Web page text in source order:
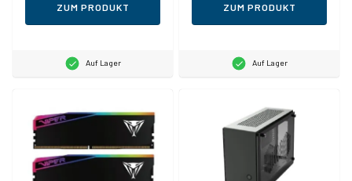
ZUM PRODUKT
Auf Lager
ZUM PRODUKT
Auf Lager